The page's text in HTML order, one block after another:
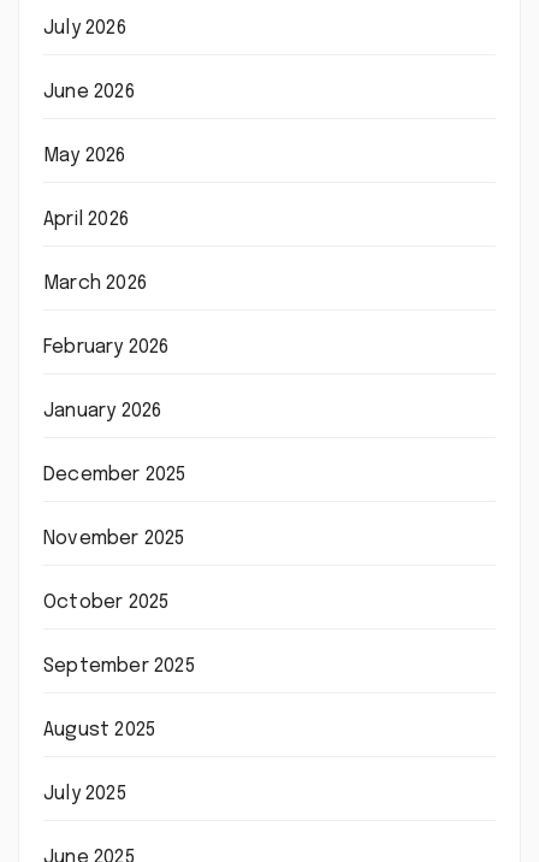
July 2026
June 2026
May 2026
April 2026
March 2026
February 2026
January 2026
December 2025
November 2025
October 2025
September 2025
August 2025
July 2025
June 2025